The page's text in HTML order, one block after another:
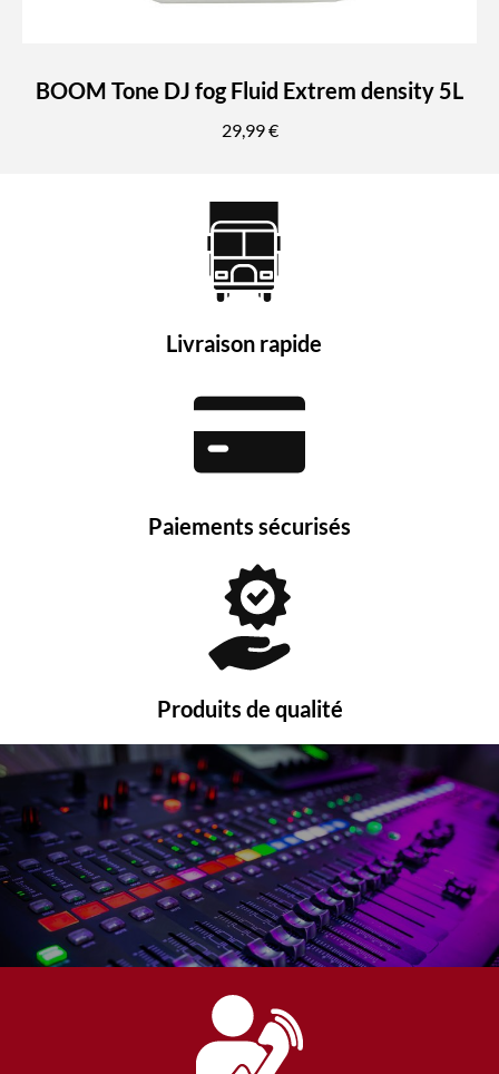
BOOM Tone DJ fog Fluid Extrem density 5L
29,99 €
Livraison rapide
Paiements sécurisés
Produits de qualité